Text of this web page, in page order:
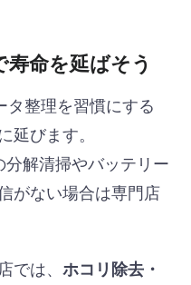
命を延ばそう
タ整理を習慣にする
延びます。
解清掃やバッテリー
がない場合は専門店
は、 ホコリ除去・